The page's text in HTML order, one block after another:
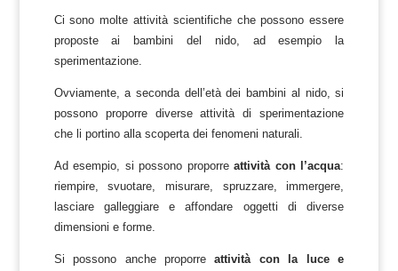
Ci sono molte attività scientifiche che possono essere
proposte ai bambini del nido, ad esempio la
sperimentazione.
Ovviamente, a seconda dell’età dei bambini al nido, si
possono proporre diverse attività di sperimentazione
che li portino alla scoperta dei fenomeni naturali.
Ad esempio, si possono proporreattività con l’acqua:
riempire, svuotare, misurare, spruzzare, immergere,
lasciare galleggiare e affondare oggetti di diverse
dimensioni e forme.
Si possono anche proporreattività con la luce e